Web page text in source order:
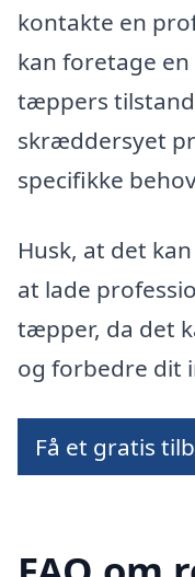
kontakte en
kan foretage
tæppers
skræddersyet
specifikke
Husk, at det
at lade
tæpper, da det
og forbedre dit
Få et gratis